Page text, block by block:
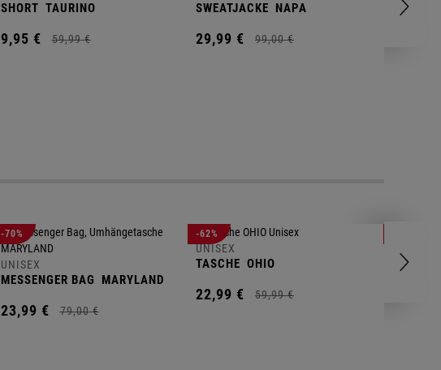
SHORT TAURINO
9,95 € 59,99 €
SWEATJACKE NAPA
29,99 € 99,00 €
-70%
UNISEX
MESSENGER BAG MARYLAND
23,99 € 79,00 €
-62%
UNISEX
TASCHE OHIO
22,99 € 59,99 €